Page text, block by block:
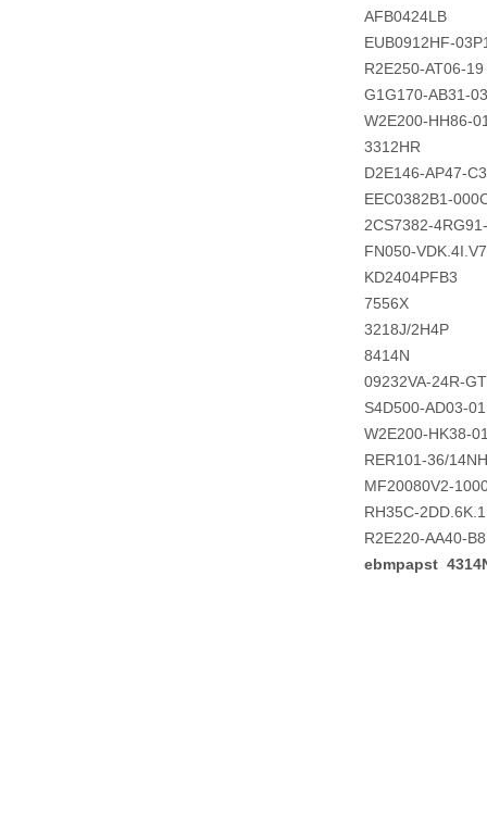
AFB0424LB
EUB0912HF-
R2E250-AT06-19
G1G170-AB31-03
W2E200-HH86-
3312HR
D2E146-AP47-C3
EEC0382B1-
2CS7382-
FN050-
KD2404PFB3
7556X
3218J/2H4P
8414N
09232VA-24R-
S4D500-AD03-01
W2E200-HK38-
RER101-36/
MF20080V2-
RH35C-
R2E220-AA40-B8
ebmpapst